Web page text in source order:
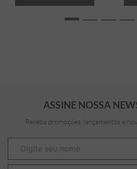
ASSINE NOSSA
Receba promoções, lançamentos e